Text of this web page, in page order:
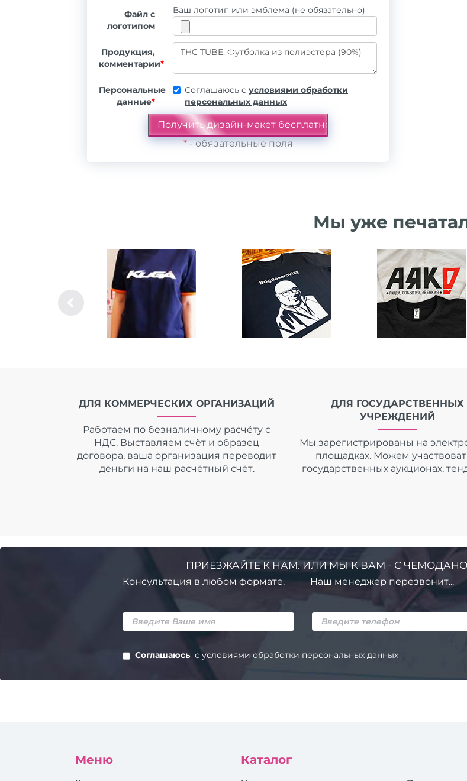
Файл с
логотипом
Ваш логотип или эмблема (не обязательно)
Продукция,
комментарии*
Персональные
данные*
Соглашаюсь с условиями обработки
персональных данных
*- обязательные поля
Мы уже
ДЛЯ КОММЕРЧЕСКИХ ОРГАНИЗАЦИЙ
Работаем по безналичному расчёту с
НДС. Выставляем счёт и образец
договора, ваша организация переводит
деньги на наш расчётный счёт.
ДЛЯ ГОСУДАРСТВЕННЫХ
УЧРЕЖДЕНИЙ
Мы зарегистрированы на
площадках. Можем
государственных аукционах,
ПРИЕЗЖАЙТЕ К НАМ. ИЛИ МЫ К ВАМ - С
Консультация в любом формате. Наш менеджер перезвонит...
Соглашаюсь с условиями обработки персональных данных
Меню Каталог